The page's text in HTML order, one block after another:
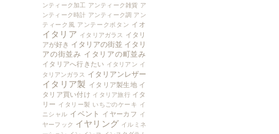
ンティーク加工 アンティーク雑貨 ア
ンティーク時計 アンティーク調 アン
ティーク風
アンテークボタン イオ
イタリア イタリアガラス
イタリ
アが好き イタリアの街並 イタリ
アの街並み イタリアの町並み
イタリアへ行きたい イタリアン イ
タリアンガラス
イタリアンレザー
イタリア製 イタリア製生地 イ
タリア買い付け イタリア旅行 イタ
リー イタリー製 いちごのケーキ イ
ニシャル イベント イヤーカフ イ
ヤーフック イヤリング イルミネ